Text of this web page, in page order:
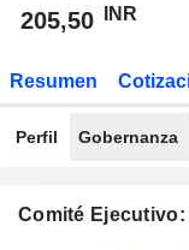
205,50 INR
Resumen
Perfil Gobernanza
Comité